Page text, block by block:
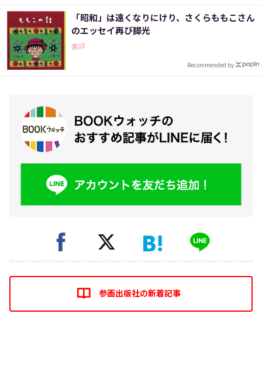
「昭和」は遠くなりにけり、さくらももこさん
のエッセイ再び脚光
書評
Recommended by
参画出版社の新着記事